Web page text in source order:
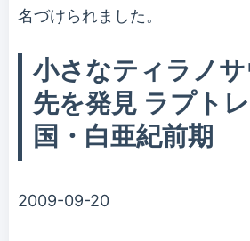
名づけられました。
小さなティラノ
先を発見 ラプト
国・白亜紀前期
2009-09-20